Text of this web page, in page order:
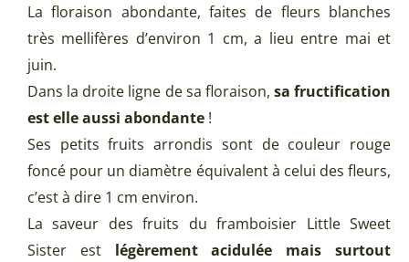
La floraison abondante, faites de fleurs blanches
très mellifères d’environ 1 cm, a lieu entre mai et
juin.
Dans la droite ligne de sa floraison, sa fructification
est elle aussi abondante !
Ses petits fruits arrondis sont de couleur rouge
foncé pour un diamètre équivalent à celui des fleurs,
c’est à dire 1 cm environ.
La saveur des fruits du framboisier Little Sweet
Sister est légèrement acidulée mais surtout